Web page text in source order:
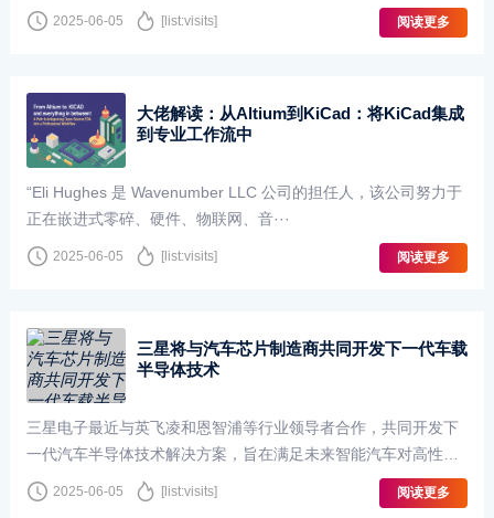
如何对单频输入做出响应。当单频信号施加到非线性系···
2025-06-05 [list:visits] 阅读更多
大佬解读：从Altium到KiCad：将KiCad集成
到专业工作流中
“Eli Hughes 是 Wavenumber LLC 公司的担任人，该公司努力于
正在嵌进式零碎、硬件、物联网、音···
2025-06-05 [list:visits] 阅读更多
三星将与汽车芯片制造商共同开发下一代车载
半导体技术
三星电子最近与英飞凌和恩智浦等行业领导者合作，共同开发下
一代汽车半导体技术解决方案，旨在满足未来智能汽车对高性能
计算芯片日益增长的需求。随着自动驾驶技术的快速发···
2025-06-05 [list:visits] 阅读更多